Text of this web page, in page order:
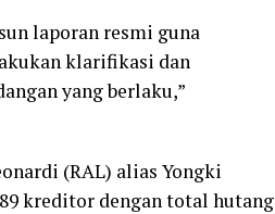
laporan resmi guna
klarifikasi dan
yang berlaku,”
(RAL) alias Yongki
kreditor dengan total hutang